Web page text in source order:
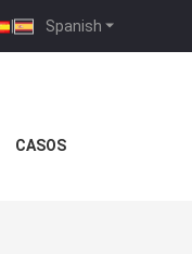
Spanish
|
CASOS